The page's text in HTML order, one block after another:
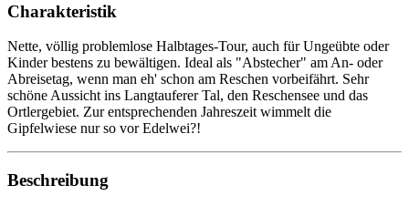
Charakteristik
Nette, völlig problemlose Halbtages-Tour, auch für Ungeübte oder
Kinder bestens zu bewältigen. Ideal als "Abstecher" am An- oder
Abreisetag, wenn man eh' schon am Reschen vorbeifährt. Sehr
schöne Aussicht ins Langtauferer Tal, den Reschensee und das
Ortlergebiet. Zur entsprechenden Jahreszeit wimmelt die
Gipfelwiese nur so vor Edelwei?!
Beschreibung